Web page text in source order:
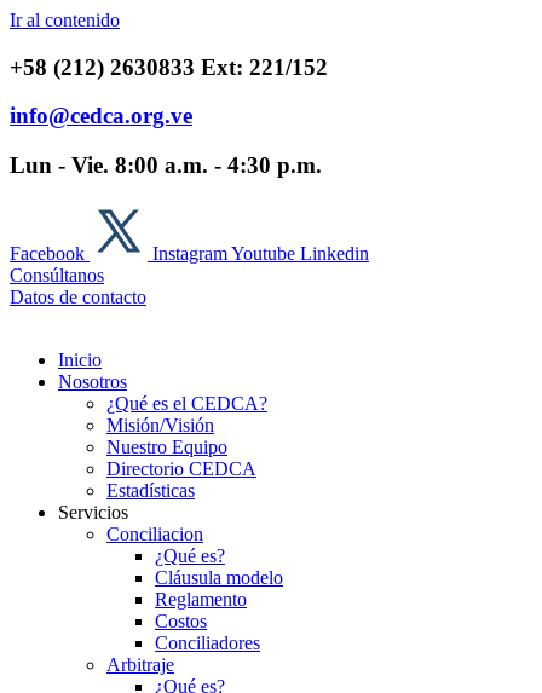
Ir al contenido
+58 (212) 2630833 Ext: 221/152
info@cedca.org.ve
Lun - Vie. 8:00 a.m. - 4:30 p.m.
Facebook InstagramYoutube Linkedin
Consúltanos
Datos de contacto
Inicio
Nosotros
¿Qué es el CEDCA?
Misión/Visión
Nuestro Equipo
Directorio CEDCA
Estadísticas
Servicios
Conciliacion
¿Qué es?
Cláusula modelo
Reglamento
Costos
Conciliadores
Arbitraje
¿Qué es?